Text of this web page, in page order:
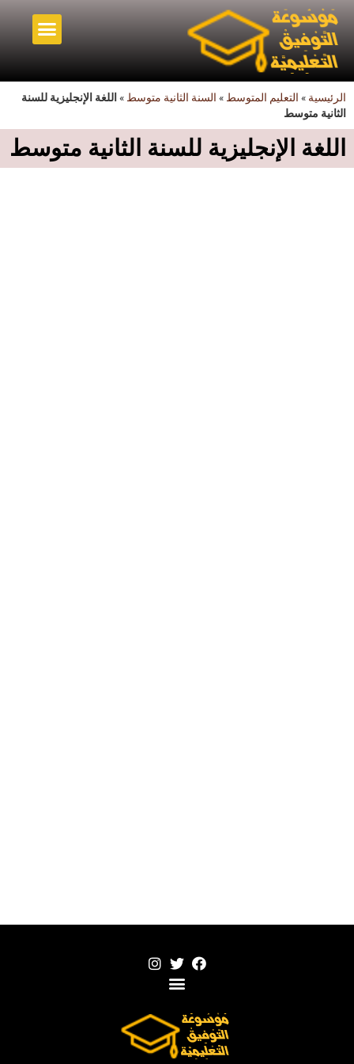
الرئيسية » التعليم المتوسط » السنة الثانية متوسط » اللغة الإنجليزية للسنة
الثانية متوسط
اللغة الإنجليزية للسنة الثانية متوسط